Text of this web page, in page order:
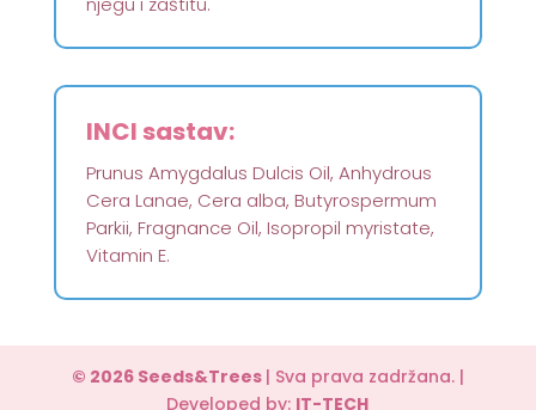
INCI sastav:
Prunus Amygdalus Dulcis Oil, Anhydrous
Cera Lanae, Cera alba, Butyrospermum
Parkii, Fragnance Oil, Isopropil myristate,
Vitamin E.
© 2026 Seeds&Trees | Sva prava zadržana. |
Developed by: IT-TECH